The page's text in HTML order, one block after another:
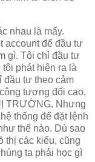
nhau là mấy.
account để đầu tư
gì. Tôi chỉ đầu tư
phát hiện ra là
đầu tư theo cảm
tương đối cao,
TRƯỜNG. Nhưng
thống để đặt lệnh
thế nào. Dù sao
thị các kiểu, cũng
ta phải học gì